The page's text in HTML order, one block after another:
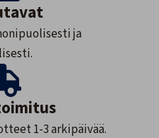
ja
1-3 arkipäivää.